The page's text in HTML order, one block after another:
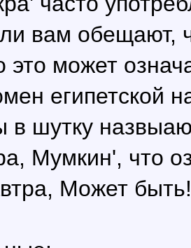
вам обещают,
это может
египетской
в шутку
Мумкин', что
Может